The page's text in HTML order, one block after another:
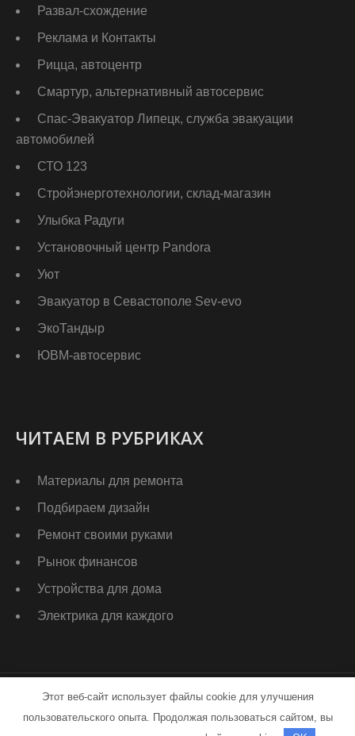
Развал-схождение
Реклама и Контакты
Рицца, автоцентр
Смартур, альтернативный автосервис
Спас-Эвакуатор Липецк, служба эвакуации
автомобилей
СТО 123
Стройэнерготехнологии, склад-магазин
Улыбка Радуги
Установочный центр Pandora
Уют
Эвакуатор в Севастополе Sev-evo
ЭкоТандыр
ЮВМ-автосервис
ЧИТАЕМ В РУБРИКАХ
Материалы для ремонта
Подбираем дизайн
Ремонт своими руками
Рынок финансов
Устройства для дома
Электрика для каждого
stroy-app.ru - Работает на WordPress
Тема от Grace Themes
Этот веб-сайт использует файлы cookie для улучшения
пользовательского опыта. Продолжая пользоваться сайтом, вы